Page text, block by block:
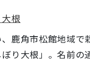
根
鹿角市松館地域で
り大根」。名前の